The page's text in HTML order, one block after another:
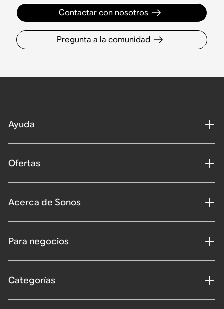
Contactar con nosotros
Pregunta a la comunidad
Ayuda
Ofertas
Acerca de Sonos
Para negocios
Categorías